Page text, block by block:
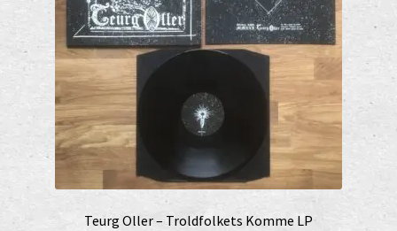
Teurg Oller – Troldfolkets Komme LP